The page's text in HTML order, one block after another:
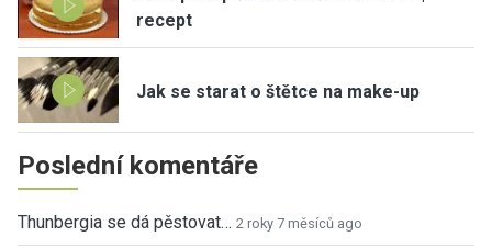
recept
Jak se starat o štětce na make-up
Poslední komentáře
Thunbergia se dá pěstovat… 2 roky 7 měsíců ago